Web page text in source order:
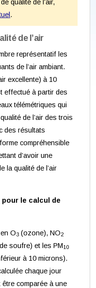
qualité de l’air,
.
de l’air
représentatif les
de l’air ambiant.
excellente) à 10
effectué à partir des
télémétriques qui
de l’air des trois
des résultats
compréhensible
d’avoir une
la qualité de l’air
le calcul de
O3 (ozone), NO2
soufre) et les PM10
à 10 microns).
chaque jour
comparée à une